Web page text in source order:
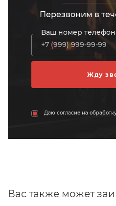
Перезвоним в
Ваш номер
Даю согласие на
Вас также может